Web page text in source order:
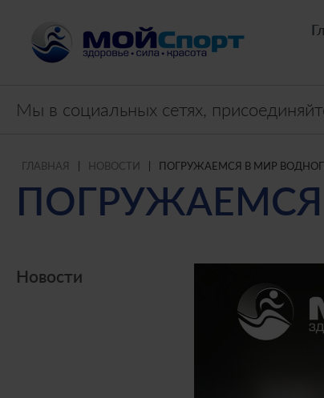
Мы в социальных сетях,
ГЛАВНАЯ НОВОСТИ ПОГРУЖАЕМСЯ В МИР
ПОГРУЖАЕМСЯ
Новости